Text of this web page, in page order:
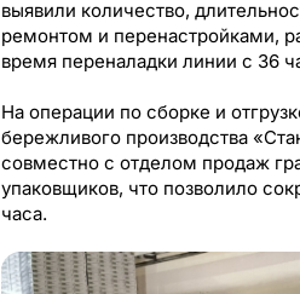
выявили количество,
ремонтом и перенастройками,
время переналадки линии с 36
На операции по сборке и
бережливого производства
совместно с отделом продаж
упаковщиков, что позволило
часа.